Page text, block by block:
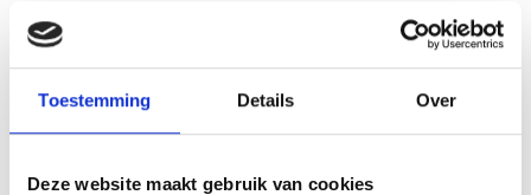
Toestemming Details Over
Deze website maakt gebruik van cookies
Nedfan.NL
Verbinding hulpstuk - 300 mm
Schrijf je eigen review